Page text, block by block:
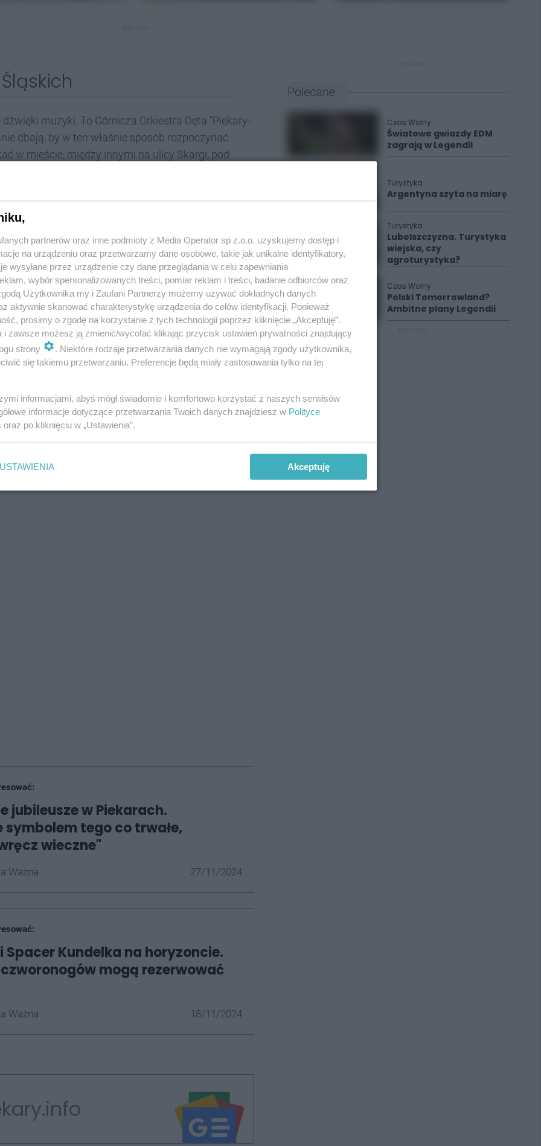
muzyki. To Górnicza Orkiestra Dęta "Piekary-
dbają, by w ten właśnie sposób rozpoczynać
w mieście, między innymi na ulicy Skargi, pod
się uroczysta Msza. Z okazji święta władze
kopalni Andaluzja pomordowanym przez
św. Barbary.
wielu mieszkańców naszego regionu. W
będzie dniem wyjątkowym, uroczystym
górnicze należą do tych skarbów naszej
bliskie i ważne - stwierdzają
jubileusze w Piekarach.
symbolem tego co trwałe,
wieczne"
Ważna 27/11/2024
Spacer Kundelka na horyzoncie.
czworonogów mogą rezerwować
Ważna 18/11/2024
Polecane
Czas Wolny
Światowe gwiazdy EDM
zagrają w Legendii
Turystyka
Argentyna szyta na miarę
Turystyka
Lubelszczyzna. Turystyka
wiejska, czy
agroturystyka?
Czas Wolny
Polski Tomorrowland?
Ambitne plany Legendii
partnerów oraz inne podmioty z Media Operator sp z.o.o. uzyskujemy dostęp i
na urządzeniu oraz przetwarzamy dane osobowe, takie jak unikalne identyfikatory,
wysyłane przez urządzenie czy dane przeglądania w celu zapewniania
wybór spersonalizowanych treści, pomiar reklam i treści, badanie odbiorców oraz
Użytkownika my i Zaufani Partnerzy możemy używać dokładnych danych
aktywnie skanować charakterystykę urządzenia do celów identyfikacji. Ponieważ
prosimy o zgodę na korzystanie z tych technologii poprzez kliknięcie „Akceptuję”.
i zawsze możesz ją zmienić/wycofać klikając przycisk ustawień prywatności znajdujący
strony
. Niektóre rodzaje przetwarzania danych nie wymagają zgody użytkownika,
się takiemu przetwarzaniu. Preferencje będą miały zastosowania tylko na tej
informacjami, abyś mógł świadomie i komfortowo korzystać z naszych serwisów
informacje dotyczące przetwarzania Twoich danych znajdziesz w Polityce
oraz po kliknięciu w „Ustawienia”.
USTAWIENIA Akceptuję